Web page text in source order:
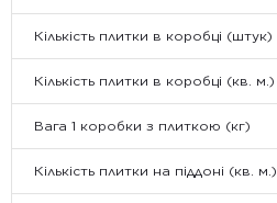
Кількість плитки в коробці (штук)
Кількість плитки в коробці (кв. м.)
Вага 1 коробки з плиткою (кг)
Кількість плитки на піддоні (кв. м.)